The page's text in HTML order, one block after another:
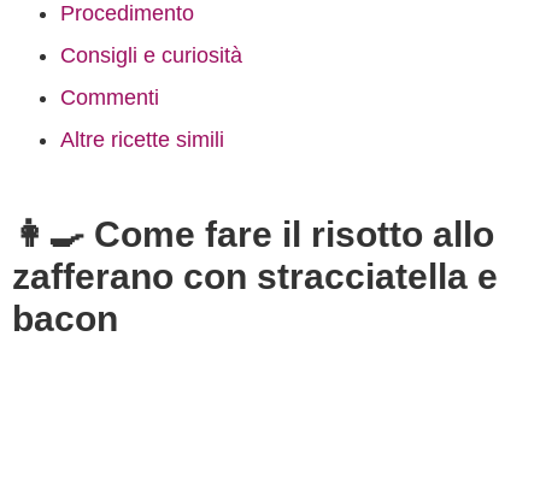
Procedimento
Consigli e curiosità
Commenti
Altre ricette simili
👩‍🍳 Come fare il risotto allo
zafferano con stracciatella e
bacon